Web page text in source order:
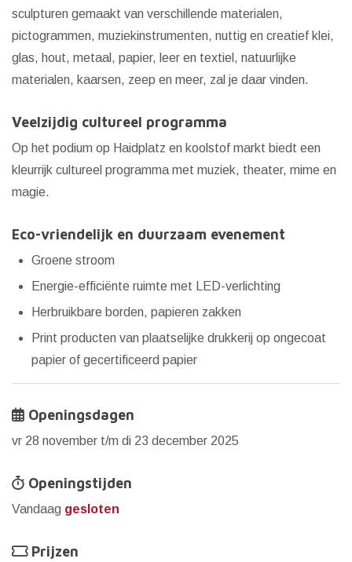
sculpturen gemaakt van verschillende materialen,
pictogrammen, muziekinstrumenten, nuttig en creatief klei,
glas, hout, metaal, papier, leer en textiel, natuurlijke
materialen, kaarsen, zeep en meer, zal je daar vinden.
Veelzijdig cultureel programma
Op het podium op Haidplatz en koolstof markt biedt een
kleurrijk cultureel programma met muziek, theater, mime en
magie.
Eco-vriendelijk en duurzaam evenement
Groene stroom
Energie-efficiënte ruimte met LED-verlichting
Herbruikbare borden, papieren zakken
Print producten van plaatselijke drukkerij op ongecoat
papier of gecertificeerd papier
Openingsdagen
vr 28 november t/m di 23 december 2025
Openingstijden
Vandaag gesloten
Prijzen